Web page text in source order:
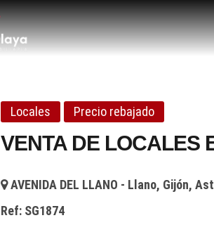
Santa Olaya.
Locales Precio rebajado
VENTA DE LOCALES
AVENIDA DEL LLANO - Llano, Gijón,
Ref: SG1874